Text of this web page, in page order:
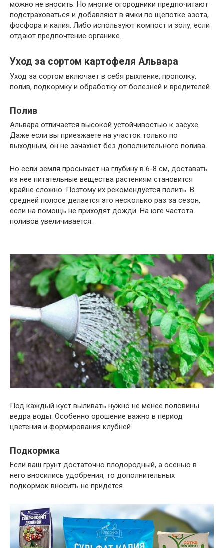
можно не вносить. Но многие огородники предпочитают
подстраховаться и добавляют в ямки по щепотке азота,
фосфора и калия. Либо используют компост и золу, если
отдают предпочтение органике.
Уход за сортом картофеля Альвара
Уход за сортом включает в себя рыхление, прополку,
полив, подкормку и обработку от болезней и вредителей.
Полив
Альвара отличается высокой устойчивостью к засухе.
Даже если вы приезжаете на участок только по
выходным, он не зачахнет без дополнительного полива.
Но если земля просыхает на глубину в 6-8 см, доставать
из нее питательные вещества растениям становится
крайне сложно. Поэтому их рекомендуется полить. В
средней полосе делается это несколько раз за сезон,
если на помощь не приходят дожди. На юге частота
поливов увеличивается.
Под каждый куст выливать нужно не менее половины
ведра воды. Особенно орошение важно в период
цветения и формирования клубней.
Подкормка
Если ваш грунт достаточно плодородный, а осенью в
него вносились удобрения, то дополнительных
подкормок вносить не придется.